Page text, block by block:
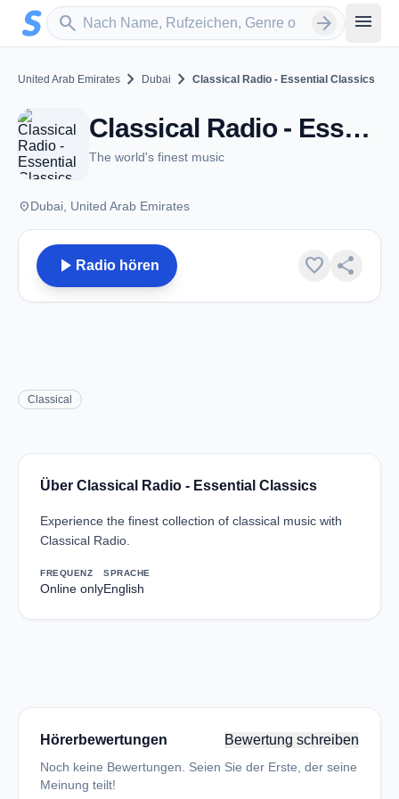
Zum Hauptinhalt springen
search
Sender suchen arrow_forward menu
United Arab Emirates chevron_right Dubai chevron_right Classical Radio - Essential Classics
Classical Radio - Essential Classics - Dubai
The world's finest music
placeDubai, United Arab Emirates
play_arrow Radio hören favorite share
Classical
Über Classical Radio - Essential Classics
Experience the finest collection of classical music with
Classical Radio.
FREQUENZ
Online only
SPRACHE
English
Hörerbewertungen Bewertung schreiben
Noch keine Bewertungen. Seien Sie der Erste, der seine
Meinung teilt!